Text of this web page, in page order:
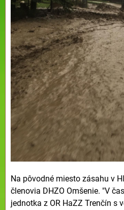
Na pôvodné miesto zásahu v
členovia DHZO Omšenie. "V
jednotka z OR HaZZ Trenčín s